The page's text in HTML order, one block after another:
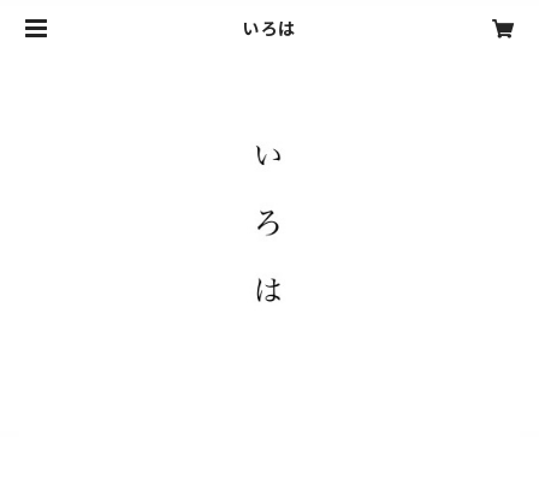
いろは